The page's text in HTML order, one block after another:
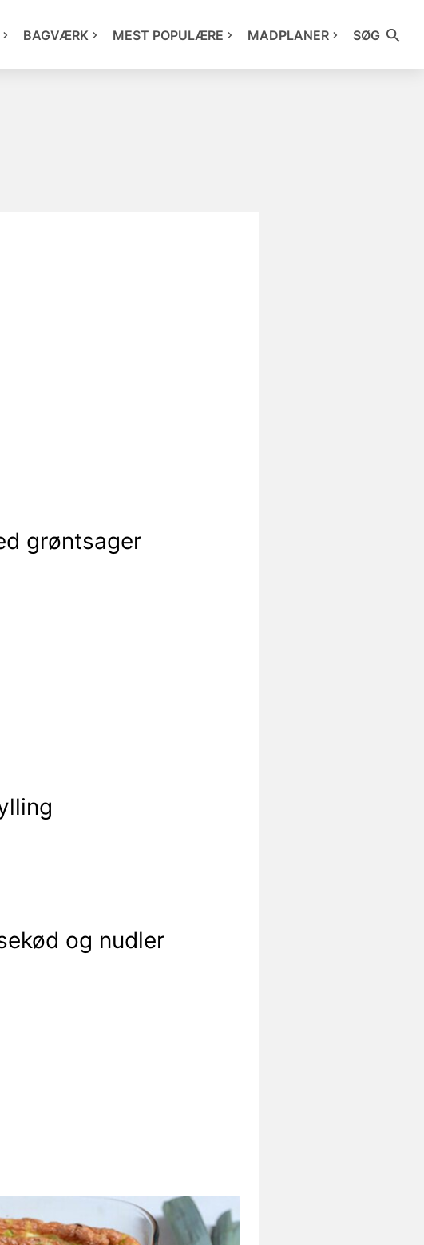
BAGVÆRK MEST POPULÆRE MADPLANER SØG
grøntsager
og nudler